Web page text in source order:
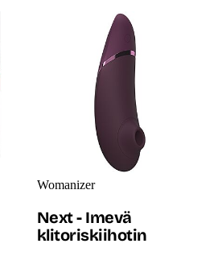
Womanizer
Next - Imevä
klitoriskiihotin